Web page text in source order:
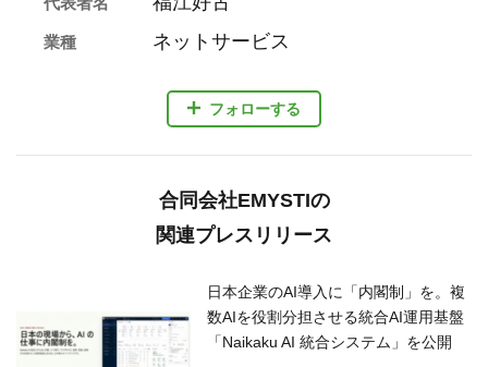
フォローする
業種 ネットサービス
合同会社EMYSTIの
関連プレスリリース
日本企業のAI導入に「内閣制」を。複
数AIを役割分担させる統合AI運用基盤
「Naikaku AI 統合システム」を公開